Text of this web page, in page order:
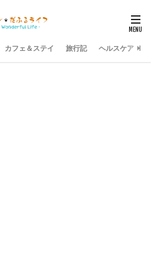
カフェ＆ステイ 旅行記 ヘルスケア